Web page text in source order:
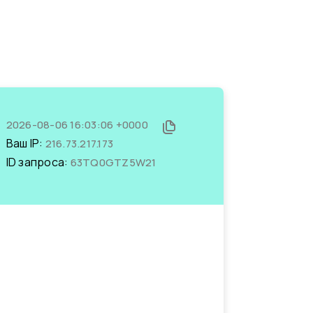
2026-08-06 16:03:06 +0000
Ваш IP: 216.73.217.173
ID запроса: 63TQ0GTZ5W21